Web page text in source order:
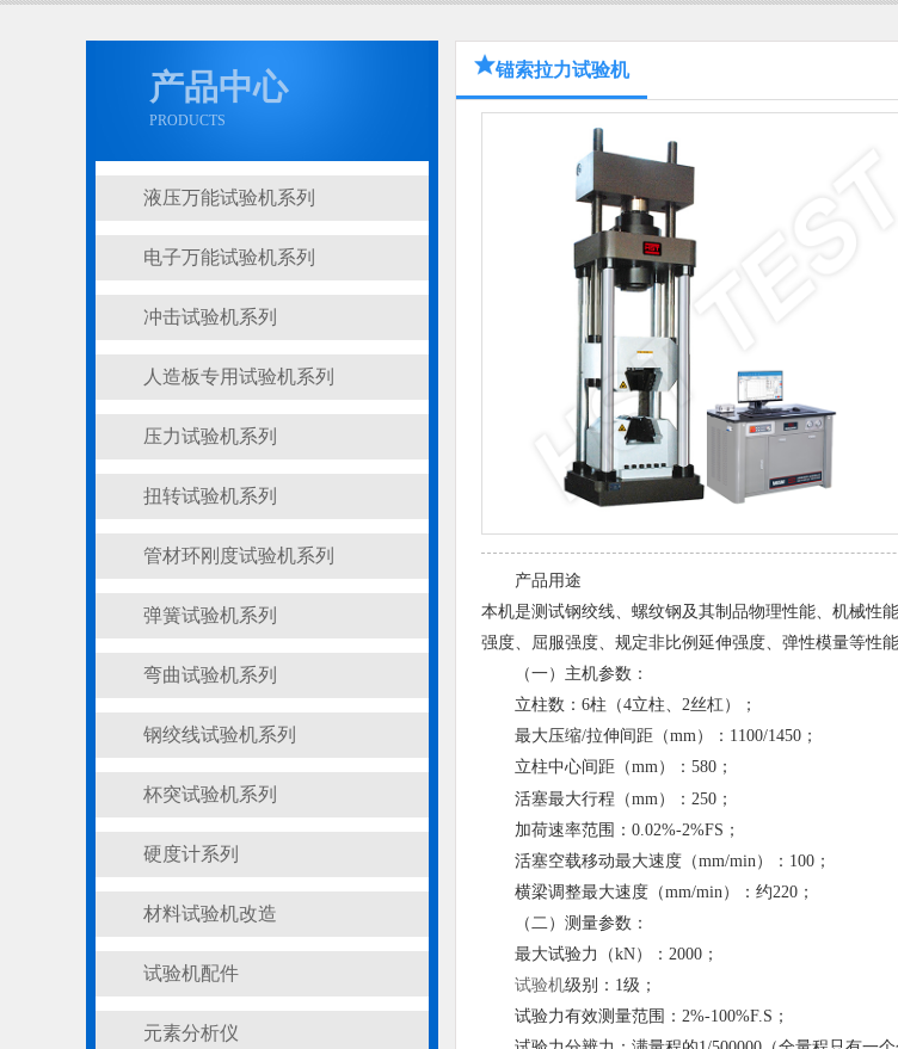
产品中心
PRODUCTS
液压万能试验机系列
电子万能试验机系列
冲击试验机系列
人造板专用试验机系列
压力试验机系列
扭转试验机系列
管材环刚度试验机系列
弹簧试验机系列
弯曲试验机系列
钢绞线试验机系列
杯突试验机系列
硬度计系列
材料试验机改造
试验机配件
元素分析仪
锚索拉力试验机
产品用途
本机是测试钢绞线、螺纹钢及其制品物理性能、机械性
强度、屈服强度、规定非比例延伸强度、弹性模量等性
（一）主机参数：
立柱数： 6柱（4立柱、 2丝杠）；
最大压缩/拉伸间距（mm ）： 1100/1450 ；
立柱中心间距（mm ）： 580 ；
活塞最大行程（mm ）： 250 ；
加荷速率范围： 0.02%-2%FS ；
活塞空载移动最大速度（mm/min ）： 100 ；
横梁调整最大速度（mm/min ）：约220 ；
（二）测量参数：
最大试验力（kN）： 2000 ；
试验机级别： 1级；
试验力有效测量范围： 2%-100%F.S ；